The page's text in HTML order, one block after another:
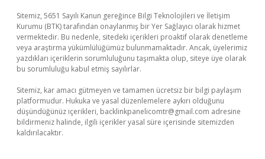
Sitemiz, 5651 Sayılı Kanun gereğince Bilgi Teknolojileri ve İletişim
Kurumu (BTK) tarafından onaylanmış bir Yer Sağlayıcı olarak hizmet
vermektedir. Bu nedenle, sitedeki içerikleri proaktif olarak denetleme
veya araştırma yükümlülüğümüz bulunmamaktadır. Ancak, üyelerimiz
yazdıkları içeriklerin sorumluluğunu taşımakta olup, siteye üye olarak
bu sorumluluğu kabul etmiş sayılırlar.
Sitemiz, kar amacı gütmeyen ve tamamen ücretsiz bir bilgi paylaşım
platformudur. Hukuka ve yasal düzenlemelere aykırı olduğunu
düşündüğünüz içerikleri, backlinkpanelicomtr@gmail.com adresine
bildirmeniz halinde, ilgili içerikler yasal süre içerisinde sitemizden
kaldırılacaktır.